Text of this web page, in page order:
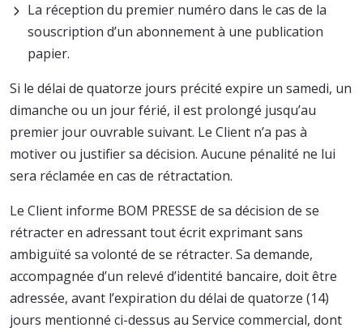
La réception du premier numéro dans le cas de la
souscription d’un abonnement à une publication
papier.
Si le délai de quatorze jours précité expire un samedi, un
dimanche ou un jour férié, il est prolongé jusqu’au
premier jour ouvrable suivant. Le Client n’a pas à
motiver ou justifier sa décision. Aucune pénalité ne lui
sera réclamée en cas de rétractation.
Le Client informe BOM PRESSE de sa décision de se
rétracter en adressant tout écrit exprimant sans
ambiguïté sa volonté de se rétracter. Sa demande,
accompagnée d’un relevé d’identité bancaire, doit être
adressée, avant l’expiration du délai de quatorze (14)
jours mentionné ci-dessus au Service commercial, dont